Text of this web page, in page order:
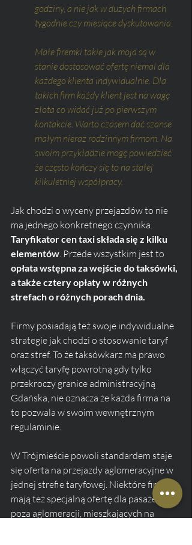
godziny, a nie jak w dużych firmach
tygodnie czy miesiące dyskutowania.
Małe firemki takie jak moja są w
stanie dostosować ofertę niemal dla
każdego klienta indywidualnie. Dla
takich firm każdy klient jest na wagę
złota co widać już po pierwszym
kontakcie. Warto czasem dać szanse
małym nieraz rodzinnym firmom. Na
swoim przykładzie mogę powiedzieć
że często kończy się to na stałej
kilkuletniej współpracy.
Jak chodzi o wyceny przejazdów to nie
ma jednego konkretnego czynnika.
Taryfikator cen taxi składa się z kilku
elementów . Przede wszystkim jest to
opłata wstępna za wejście do taksówki,
a także cztery opłaty w różnych
strefach o różnych porach dnia.
Firmy posiadają też swoje indywidualne
strategie jak chodzi o stosowanie taryf
oraz stref. To że taksówkarz ma prawo
włączyć taryfę powrotną gdy tylko
przekroczy granice administracyjną
Gdańska, nie oznacza że każda firma na
to pozwala w swoim wewnętrznym
regulaminie.
W Trójmieście powoli standardem staje
się oferta na przejazdy aglomeracyjne w
jednej strefie taryfowej. Niektóre firmy
mają też specjalną ofertę dla pasażerów z
poza aglomeracji, mieszkających na